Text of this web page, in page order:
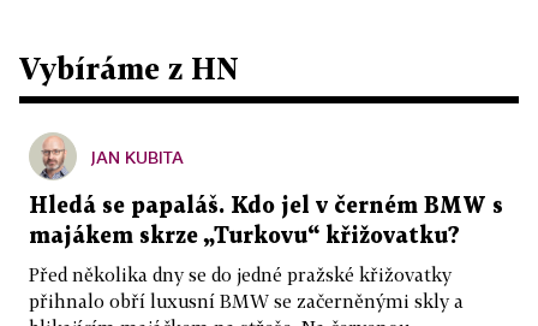
Vybíráme z HN
JAN KUBITA
Hledá se papaláš. Kdo jel v černém BMW s
majákem skrze „Turkovu“ křižovatku?
Před několika dny se do jedné pražské křižovatky
přihnalo obří luxusní BMW se začerněnými skly a